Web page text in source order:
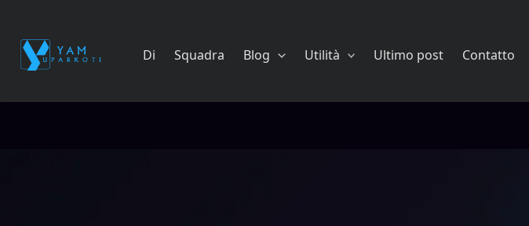
contenuto
Di Squadra Blog Utilità Ultimo post Contatto